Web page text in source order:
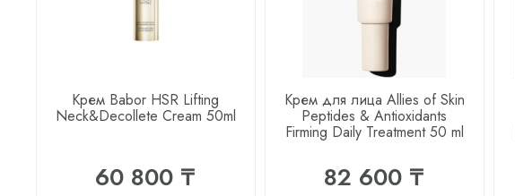
Крем Babor HSR Lifting
Neck&Decollete Cream 50ml
60 800 ₸
Крем для лица Allies of Skin
Peptides & Antioxidants
Firming Daily Treatment 50 ml
82 600 ₸